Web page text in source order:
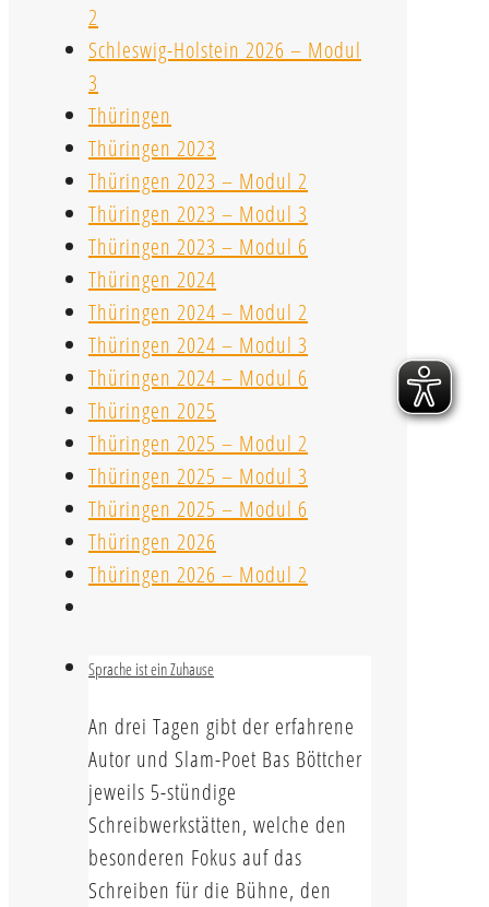
2
Schleswig-Holstein 2026 – Modul
3
Thüringen
Thüringen 2023
Thüringen 2023 – Modul 2
Thüringen 2023 – Modul 3
Thüringen 2023 – Modul 6
Thüringen 2024
Thüringen 2024 – Modul 2
Thüringen 2024 – Modul 3
Thüringen 2024 – Modul 6
Thüringen 2025
Thüringen 2025 – Modul 2
Thüringen 2025 – Modul 3
Thüringen 2025 – Modul 6
Thüringen 2026
Thüringen 2026 – Modul 2
Sprache ist ein Zuhause
An drei Tagen gibt der erfahrene
Autor und Slam-Poet Bas Böttcher
jeweils 5-stündige
Schreibwerkstätten, welche den
besonderen Fokus auf das
Schreiben für die Bühne, den